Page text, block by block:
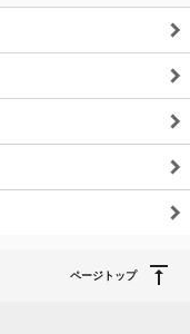
ページトップ